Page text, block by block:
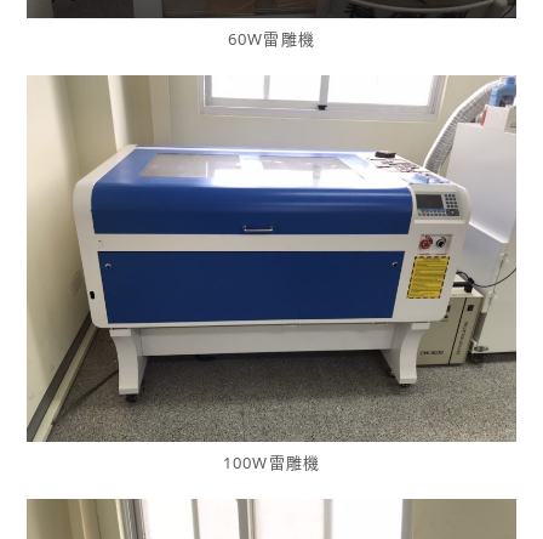
60W雷雕機
100W雷雕機